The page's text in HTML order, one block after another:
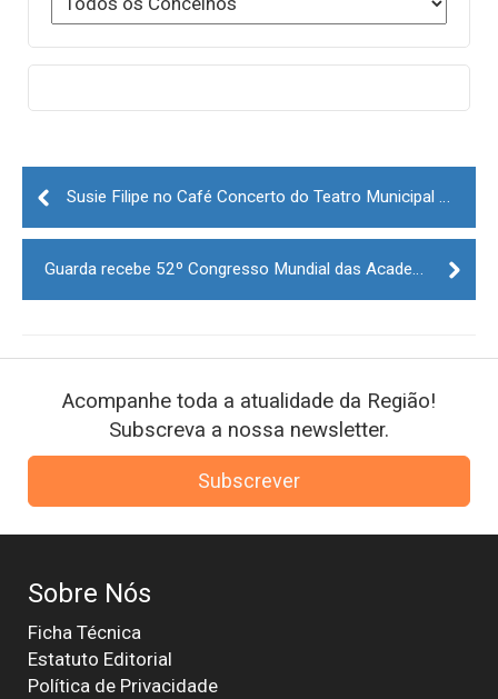
Post
navigation
Susie Filipe no Café Concerto do Teatro Municipal da Guarda
Guarda recebe 52º Congresso Mundial das Academias do Bacalhau
Acompanhe toda a atualidade da Região!
Subscreva a nossa newsletter.
Subscrever
Sobre Nós
Ficha Técnica
Estatuto Editorial
Política de Privacidade